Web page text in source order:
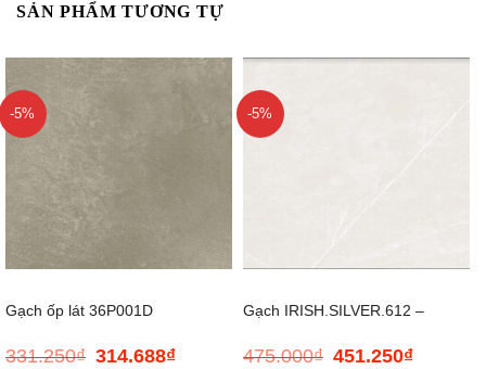
SẢN PHẨM TƯƠNG TỰ
-5%
Gạch ốp lát 36P001D
331.250₫ Giá
314.688₫Giá
-5%
Gạch IRISH.SILVER.612 –
475.000₫ Giá
451.250₫Giá